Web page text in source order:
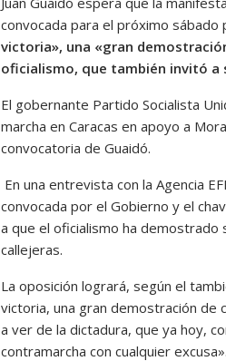
convocada para el próximo sábado
victoria», una «gran
oficialismo, que también invitó a
El gobernante Partido Socialista
marcha en Caracas en apoyo a
convocatoria de Guaidó.
En una entrevista con la Agencia
convocada por el Gobierno y el
a que el oficialismo ha
callejeras.
La oposición logrará, según el
victoria, una gran demostración de
a ver de la dictadura, que ya hoy,
contramarcha con cualquier excusa».